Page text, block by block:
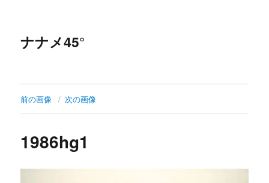
ナナメ45°
前の画像 次の画像
1986hg1